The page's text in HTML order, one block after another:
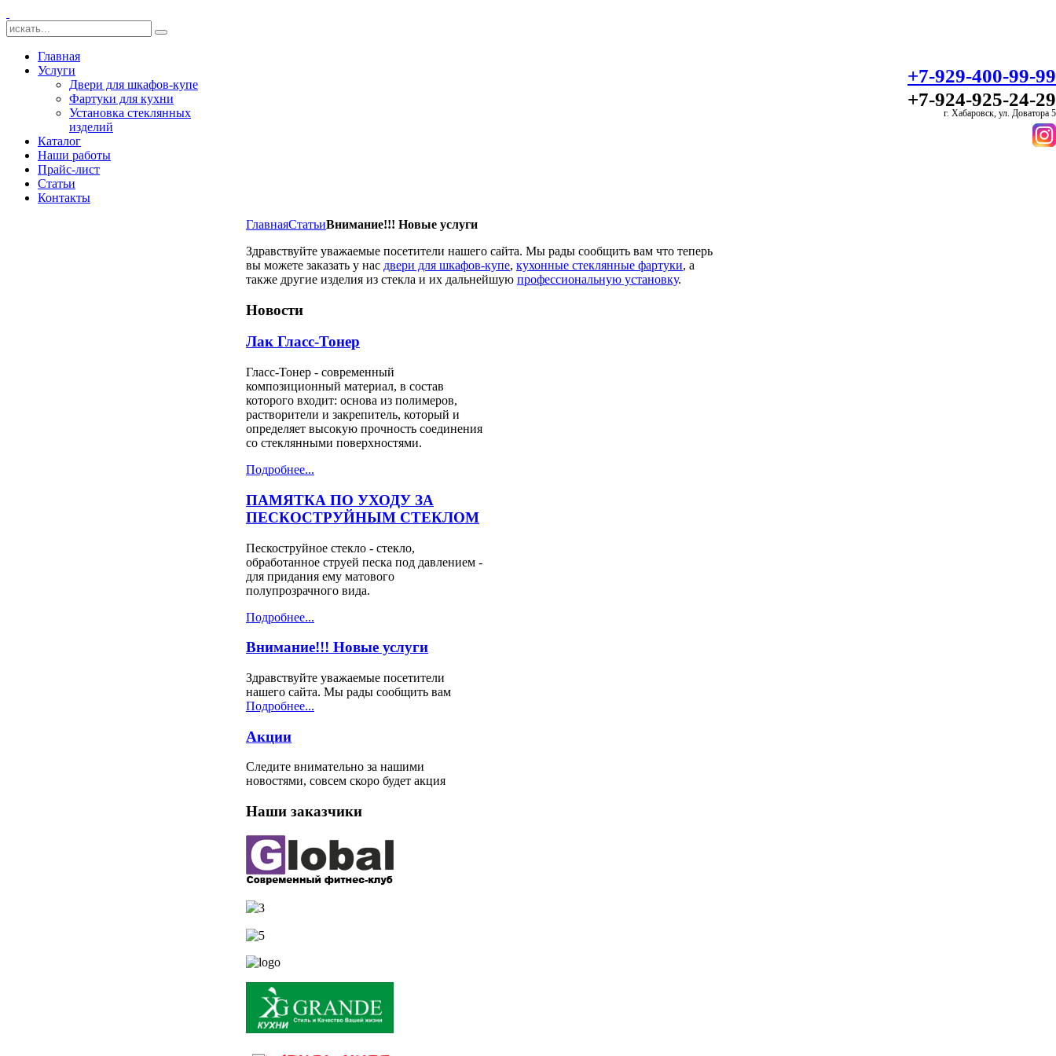
+7-929-400-99-99
+7-924-925-24-29
г. Хабаровск, ул. Доватора 5
Главная
Услуги
Двери для шкафов-купе
Фартуки для кухни
Установка стеклянных
изделий
Каталог
Наши работы
Прайс-лист
Статьи
Контакты
ГлавнаяСтатьиВнимание!!! Новые услуги
Здравствуйте уважаемые посетители нашего сайта. Мы рады сообщить вам что теперь
вы можете заказать у нас двери для шкафов-купе, кухонные стеклянные фартуки, а
также другие изделия из стекла и их дальнейшую профессиональную установку.
Новости
Лак Гласс-Тонер
Гласс-Тонер - современный
композиционный материал, в состав
которого входит: основа из полимеров,
растворители и закрепитель, который и
определяет высокую прочность соединения
со стеклянными поверхностями.
Подробнее...
ПАМЯТКА ПО УХОДУ ЗА
ПЕСКОСТРУЙНЫМ СТЕКЛОМ
Пескоструйное стекло - стекло,
обработанное струей песка под давлением -
для придания ему матового
полупрозрачного вида.
Подробнее...
Внимание!!! Новые услуги
Здравствуйте уважаемые посетители
нашего сайта. Мы рады сообщить вам
Подробнее...
Акции
Следите внимательно за нашими
новостями, совсем скоро будет акция
Наши заказчики